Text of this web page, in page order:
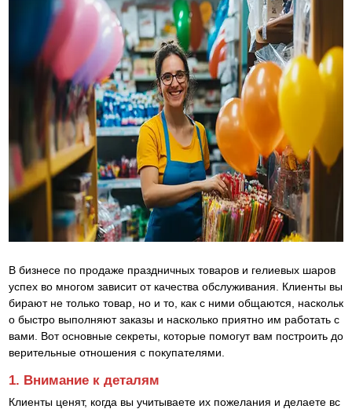
В бизнесе по продаже праздничных товаров и гелиевых шаров
успех во многом зависит от качества обслуживания. Клиенты вы
бирают не только товар, но и то, как с ними общаются, наскольк
о быстро выполняют заказы и насколько приятно им работать с
вами. Вот основные секреты, которые помогут вам построить до
верительные отношения с покупателями.
1. Внимание к деталям
Клиенты ценят, когда вы учитываете их пожелания и делаете вс